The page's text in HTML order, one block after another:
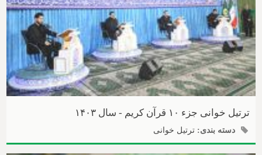
ترتیل خوانی جزء ۱۰ قرآن کریم - سال ۱۴۰۳
دسته بندی:ترتیل خوانی